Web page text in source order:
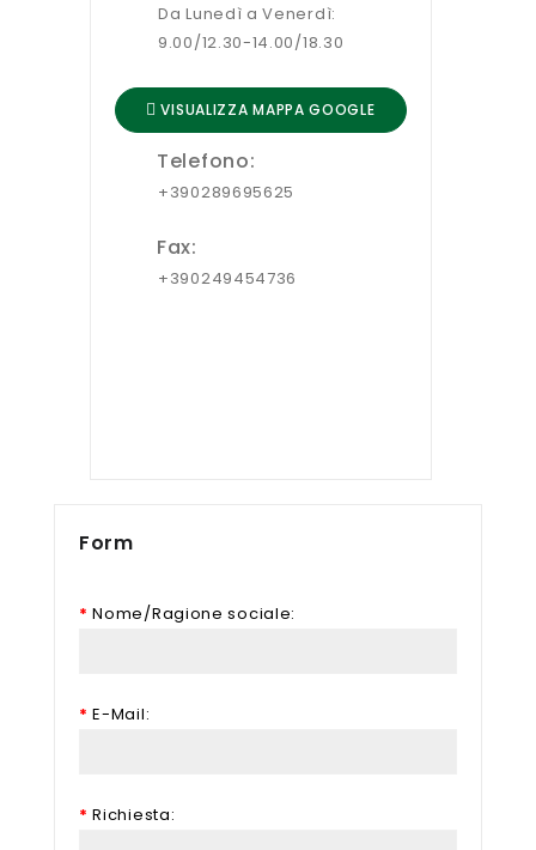
Da Lunedì a Venerdì:
9.00/12.30-14.00/18.30
VISUALIZZA MAPPA GOOGLE
Telefono:
+390289695625
Fax:
+390249454736
Form
Nome/Ragione sociale:
E-Mail:
Richiesta: